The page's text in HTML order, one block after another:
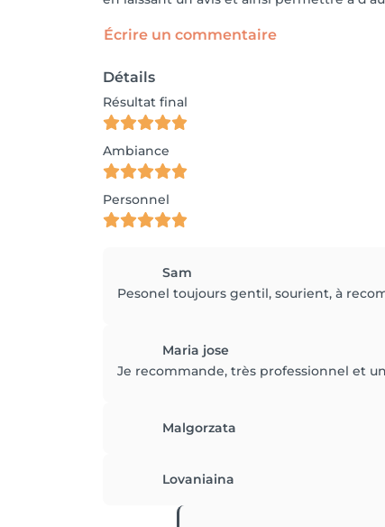
Écrire un commentaire
Détails
Résultat final
Ambiance
Personnel
Sam
Pesonel toujours gentil, sourient, à
Maria jose
Je recommande, très professionnel et
Malgorzata
Lovaniaina